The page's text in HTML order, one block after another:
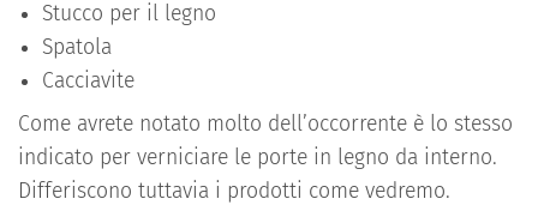
Stucco per il legno
Spatola
Cacciavite
Come avrete notato molto dell’occorrente è lo stesso
indicato per verniciare le porte in legno da interno.
Differiscono tuttavia i prodotti come vedremo.